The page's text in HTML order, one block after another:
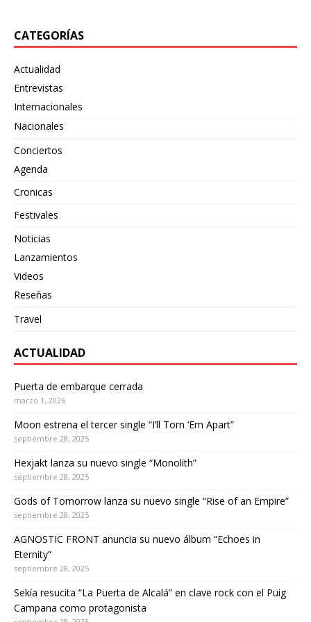
CATEGORÍAS
Actualidad
Entrevistas
Internacionales
Nacionales
Conciertos
Agenda
Cronicas
Festivales
Noticias
Lanzamientos
Videos
Reseñas
Travel
ACTUALIDAD
Puerta de embarque cerrada
marzo 1, 2026
Moon estrena el tercer single “I’ll Torn ‘Em Apart”
septiembre 28, 2025
Hexjakt lanza su nuevo single “Monolith”
septiembre 28, 2025
Gods of Tomorrow lanza su nuevo single “Rise of an Empire”
septiembre 28, 2025
AGNOSTIC FRONT anuncia su nuevo álbum “Echoes in
Eternity”
septiembre 28, 2025
Sekía resucita “La Puerta de Alcalá” en clave rock con el Puig
Campana como protagonista